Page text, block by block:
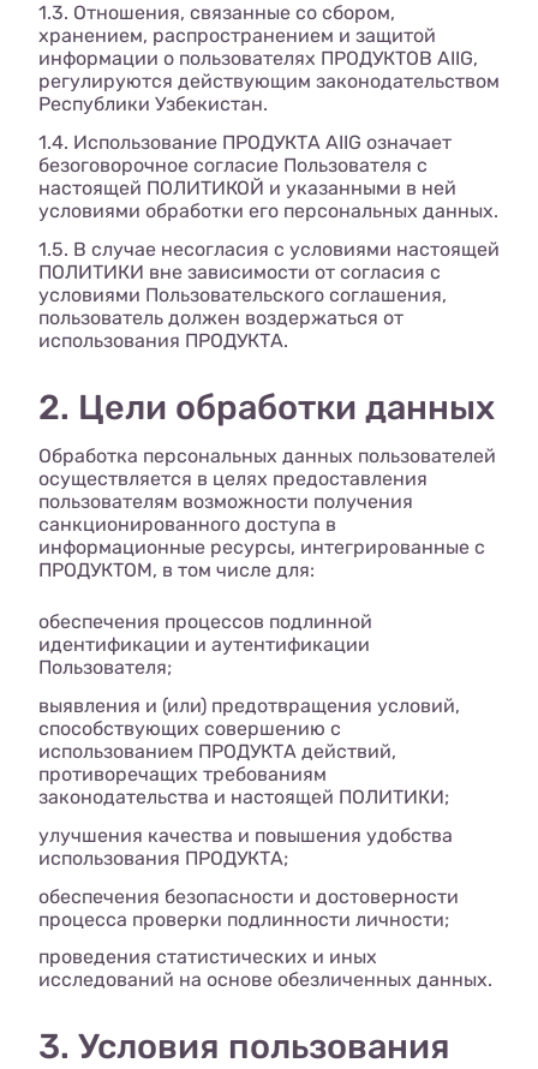
1.3. Отношения, связанные со сбором,
хранением, распространением и защитой
информации о пользователях ПРОДУКТОВ AIIG,
регулируются действующим законодательством
Республики Узбекистан.
1.4. Использование ПРОДУКТА AIIG означает
безоговорочное согласие Пользователя с
настоящей ПОЛИТИКОЙ и указанными в ней
условиями обработки его персональных данных.
1.5. В случае несогласия с условиями настоящей
ПОЛИТИКИ вне зависимости от согласия с
условиями Пользовательского соглашения,
пользователь должен воздержаться от
использования ПРОДУКТА.
2. Цели обработки данных
Обработка персональных данных пользователей
осуществляется в целях предоставления
пользователям возможности получения
санкционированного доступа в
информационные ресурсы, интегрированные с
ПРОДУКТОМ, в том числе для:
обеспечения процессов подлинной
идентификации и аутентификации
Пользователя;
выявления и (или) предотвращения условий,
способствующих совершению с
использованием ПРОДУКТА действий,
противоречащих требованиям
законодательства и настоящей ПОЛИТИКИ;
улучшения качества и повышения удобства
использования ПРОДУКТА;
обеспечения безопасности и достоверности
процесса проверки подлинности личности;
проведения статистических и иных
исследований на основе обезличенных данных.
3. Условия пользования